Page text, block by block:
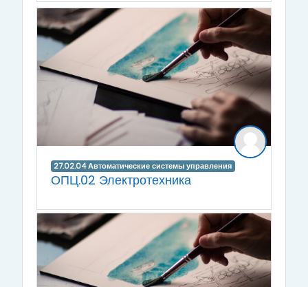
27.02.04 Автоматические системы управления
ОПЦ.02 Электротехника